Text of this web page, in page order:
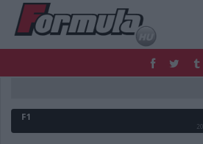
FORMULA
MOTOR
F1